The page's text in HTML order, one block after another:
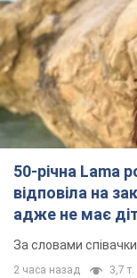
50-річна Lama
відповіла на
адже не має
За словами
2 часа назад 3,7 т.